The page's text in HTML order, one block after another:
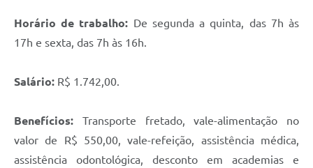
Horário de trabalho: De segunda a quinta, das 7h às
17h e sexta, das 7h às 16h.
Salário: R$ 1.742,00.
Benefícios: Transporte fretado, vale-alimentação no
valor de R$ 550,00, vale-refeição, assistência médica,
assistência odontológica, desconto em academias e